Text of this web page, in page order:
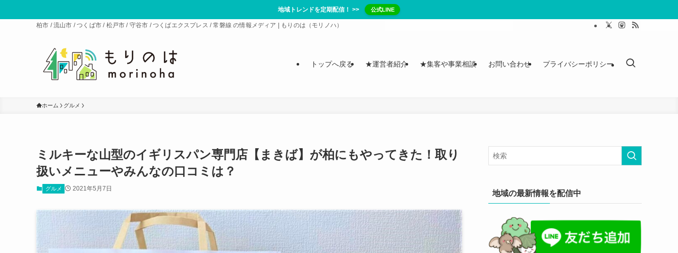
地域トレンドを定期配信！ >> 公式LINE
柏市 / 流山市 / つくば市 / 松戸市 / 守谷市 / つくばエクスプレス / 常磐線 の情報メディア | もりのは（モリノハ）
トップへ戻る ★運営者紹介 ★集客や事業相談 お問い合わせ プライバシーポリシー
ホーム グルメ
ミルキーな山型のイギリスパン専門店【まきば】が柏にもやってきた！取り
扱いメニューやみんなの口コミは？
グルメ 2021年5月7日
地域の最新情報を配信中